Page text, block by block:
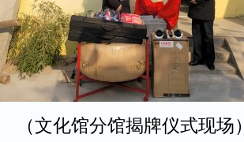
（文化馆分馆揭牌仪式现场